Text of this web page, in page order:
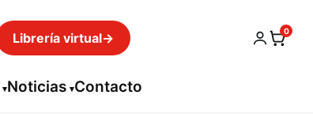
Librería virtual→ 0
Noticias Contacto